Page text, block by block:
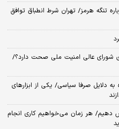
تنگه هرمز/ تهران شرط انطباق توافق
شورای عالی امنیت ملی صحت دارد؟/
به دلایل صرفا سیاسی/ یکی از ابزارهای
دهیم/ هر زمان می‌خواهیم کاری انجام